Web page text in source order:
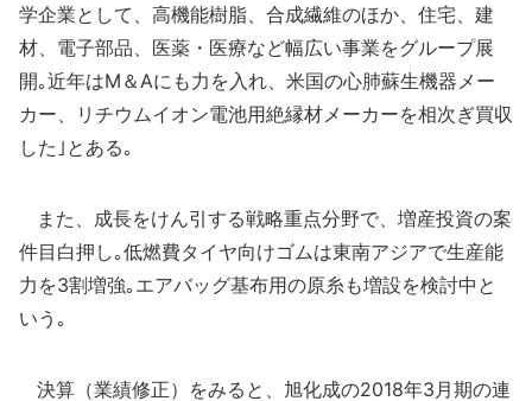
学企業として、高機能樹脂、合成繊維のほか、住宅、建
材、電子部品、医薬・医療など幅広い事業をグループ展
開｡近年はM＆Aにも力を入れ、米国の心肺蘇生機器メー
カー、リチウムイオン電池用絶縁材メーカーを相次ぎ買収
した｣とある｡
また、成長をけん引する戦略重点分野で、増産投資の案
件目白押し｡低燃費タイヤ向けゴムは東南アジアで生産能
力を3割増強｡エアバッグ基布用の原糸も増設を検討中と
いう｡
決算（業績修正）をみると、旭化成の2018年3月期の連